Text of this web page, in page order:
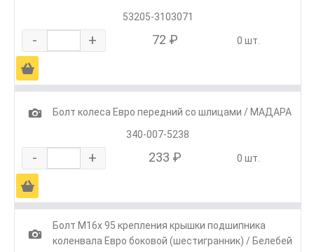
53205-3103071
- + 72 ₽ 0 шт.
Ä
1
Болт колеса Евро передний со шлицами / МАДАРА
340-007-5238
- + 233 ₽ 0 шт.
Ä
1
Болт М16х 95 крепления крышки подшипника
коленвала Евро боковой (шестигранник) / Белебей